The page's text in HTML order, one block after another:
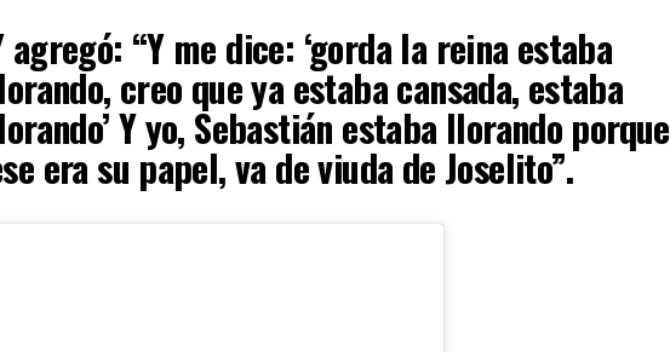
agregó: “Y me dice: ‘gorda la reina estaba
creo que ya estaba cansada, estaba
Y yo, Sebastián estaba llorando porque
era su papel, va de viuda de Joselito”.